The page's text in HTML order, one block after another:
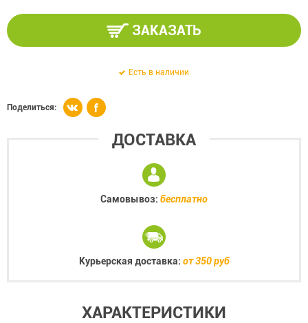
ЗАКАЗАТЬ
Есть в наличии
Поделиться:
ДОСТАВКА
Самовывоз: бесплатно
Курьерская доставка: от 350 руб
ХАРАКТЕРИСТИКИ